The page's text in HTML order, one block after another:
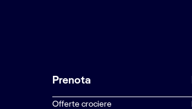
Prenota
Offerte crociere